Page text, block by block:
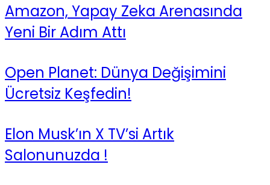
Amazon, Yapay Zeka Arenasında
Yeni Bir Adım Attı
Open Planet: Dünya Değişimini
Ücretsiz Keşfedin!
Elon Musk’ın X TV’si Artık
Salonunuzda !